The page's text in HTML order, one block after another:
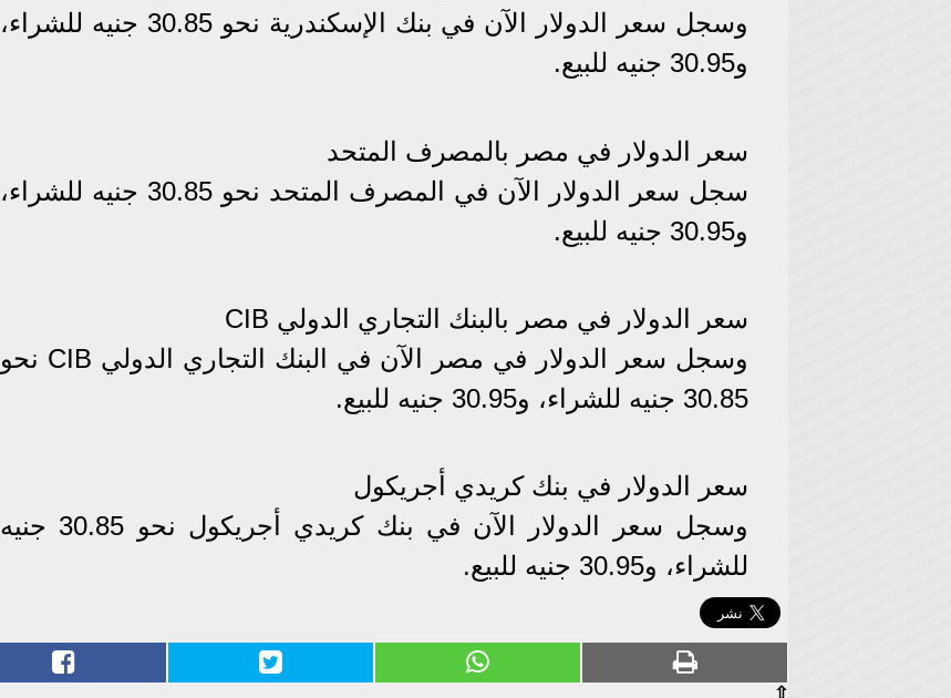
وسجل سعر الدولار الآن في بنك الإسكندرية نحو 30.85 جنيه للشراء،
و30.95 جنيه للبيع.
سعر الدولار في مصر بالمصرف المتحد
سجل سعر الدولار الآن في المصرف المتحد نحو 30.85 جنيه للشراء،
و30.95 جنيه للبيع.
سعر الدولار في مصر بالبنك التجاري الدولي CIB
وسجل سعر الدولار في مصر الآن في البنك التجاري الدولي CIB نحو
30.85 جنيه للشراء، و30.95 جنيه للبيع.
سعر الدولار في بنك كريدي أجريكول
وسجل سعر الدولار الآن في بنك كريدي أجريكول نحو 30.85 جنيه
للشراء، و30.95 جنيه للبيع.
⇧